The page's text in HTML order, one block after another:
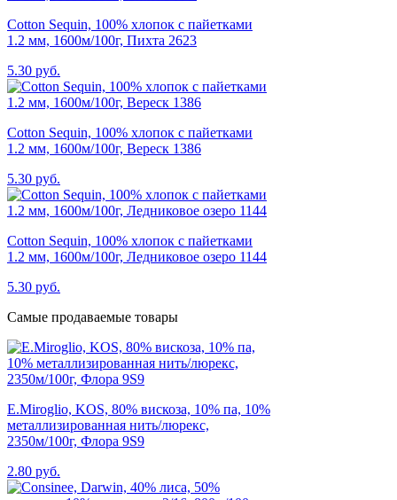
Cotton Sequin, 100% хлопок с пайетками
1.2 мм, 1600м/100г, Пихта 2623
5.30 руб.
Cotton Sequin, 100% хлопок с пайетками
1.2 мм, 1600м/100г, Вереск 1386
5.30 руб.
Cotton Sequin, 100% хлопок с пайетками
1.2 мм, 1600м/100г, Ледниковое озеро 1144
5.30 руб.
Самые продаваемые товары
E.Miroglio, KOS, 80% вискоза, 10% па, 10%
металлизированная нить/люрекс,
2350м/100г, Флора 9S9
2.80 руб.